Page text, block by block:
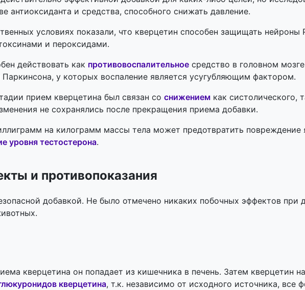
антиоксиданта и средства, способного снижать давление.
условиях показали, что кверцетин способен защищать нейроны
и пероксидами.
действовать как противовоспалительное средство в головном
у которых воспаление является усугубляющим фактором.
прием кверцетина был связан со снижением как систолического,
не сохранялись после прекращения приема добавки.
на килограмм массы тела может предотвратить повреждение
уровня тестостерона.
и противопоказания
добавкой. Не было отмечено никаких побочных эффектов при
кверцетина он попадает из кишечника в печень. Затем кверцетин
кверцетина, т.к. независимо от исходного источника, все